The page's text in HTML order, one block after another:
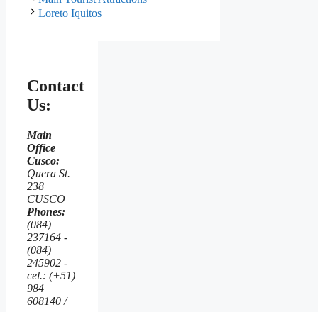
Loreto Iquitos
Contact
Us:
Main
Office
Cusco:
Quera St.
238
CUSCO
Phones:
(084)
237164 -
(084)
245902 -
cel.: (+51)
984
608140 /